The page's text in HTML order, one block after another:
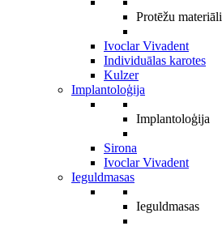
Protēžu materiāli
Ivoclar Vivadent
Individuālas karotes
Kulzer
Implantoloģija
Implantoloģija
Sirona
Ivoclar Vivadent
Ieguldmasas
Ieguldmasas